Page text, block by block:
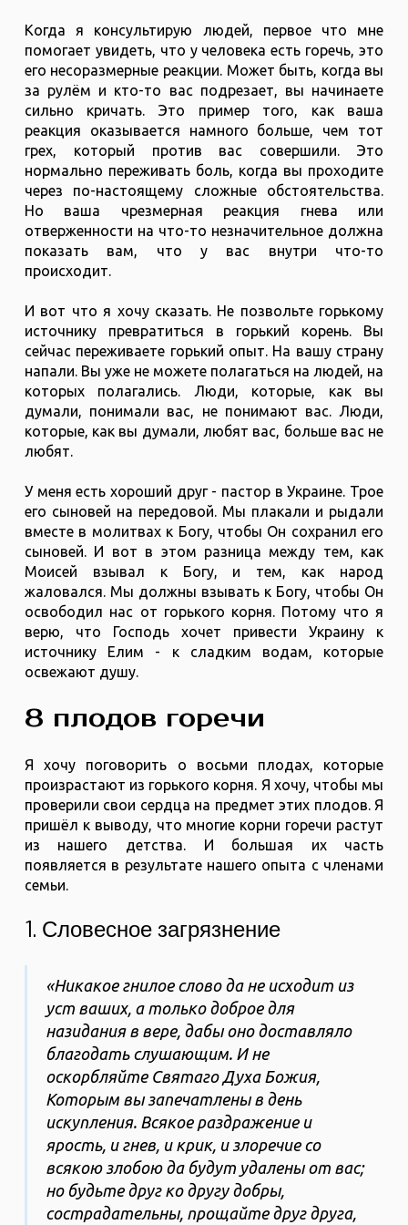
Когда я консультирую людей, первое что мне
помогает увидеть, что у человека есть горечь, это
его несоразмерные реакции. Может быть, когда вы
за рулём и кто-то вас подрезает, вы начинаете
сильно кричать. Это пример того, как ваша
реакция оказывается намного больше, чем тот
грех, который против вас совершили. Это
нормально переживать боль, когда вы проходите
через по-настоящему сложные обстоятельства.
Но ваша чрезмерная реакция гнева или
отверженности на что-то незначительное должна
показать вам, что у вас внутри что-то
происходит.
И вот что я хочу сказать. Не позвольте горькому
источнику превратиться в горький корень. Вы
сейчас переживаете горький опыт. На вашу страну
напали. Вы уже не можете полагаться на людей, на
которых полагались. Люди, которые, как вы
думали, понимали вас, не понимают вас. Люди,
которые, как вы думали, любят вас, больше вас не
любят.
У меня есть хороший друг - пастор в Украине. Трое
его сыновей на передовой. Мы плакали и рыдали
вместе в молитвах к Богу, чтобы Он сохранил его
сыновей. И вот в этом разница между тем, как
Моисей взывал к Богу, и тем, как народ
жаловался. Мы должны взывать к Богу, чтобы Он
освободил нас от горького корня. Потому что я
верю, что Господь хочет привести Украину к
источнику Елим - к сладким водам, которые
освежают душу.
8 плодов горечи
Я хочу поговорить о восьми плодах, которые
произрастают из горького корня. Я хочу, чтобы мы
проверили свои сердца на предмет этих плодов. Я
пришёл к выводу, что многие корни горечи растут
из нашего детства. И большая их часть
появляется в результате нашего опыта с членами
семьи.
1. Словесное загрязнение
«Никакое гнилое слово да не исходит из
уст ваших, а только доброе для
назидания в вере, дабы оно доставляло
благодать слушающим. И не
оскорбляйте Святаго Духа Божия,
Которым вы запечатлены в день
искупления. Всякое раздражение и
ярость, и гнев, и крик, и злоречие со
всякою злобою да будут удалены от вас;
но будьте друг ко другу добры,
сострадательны, прощайте друг друга,